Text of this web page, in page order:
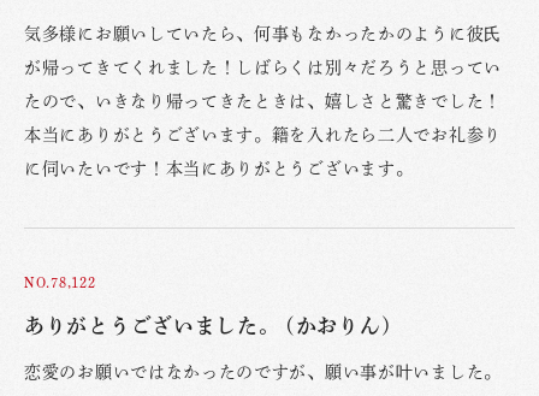
気多様にお願いしていたら、何事もなかったかのように彼氏
が帰ってきてくれました！しばらくは別々だろうと思ってい
たので、いきなり帰ってきたときは、嬉しさと驚きでした！
本当にありがとうございます。籍を入れたら二人でお礼参り
に伺いたいです！本当にありがとうございます。
NO.78,122
ありがとうございました。 (かおりん)
恋愛のお願いではなかったのですが、願い事が叶いました。